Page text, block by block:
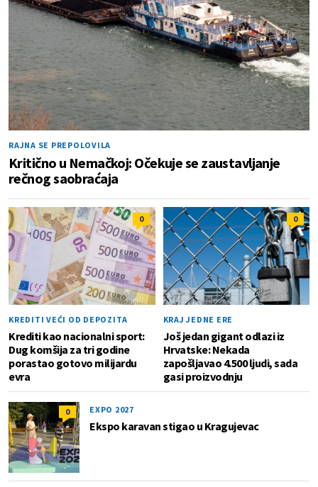
RAJNA SE PREPOLOVILA
Kritično u Nemačkoj: Očekuje se zaustavljanje
rečnog saobraćaja
0
KREDITI VEĆI OD DEPOZITA
Krediti kao nacionalni sport:
Dug komšija za tri godine
porastao gotovo milijardu
evra
0
KRAJ JEDNE ERE
Još jedan gigant odlazi iz
Hrvatske: Nekada
zapošljavao 4.500 ljudi, sada
gasi proizvodnju
0 EXPO 2027
Ekspo karavan stigao u Kragujevac